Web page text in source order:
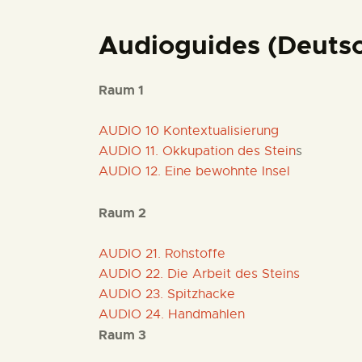
Audioguides
Raum 1
AUDIO 10 Kontextualisierung
AUDIO 11. Okkupation des Steins
AUDIO 12. Eine bewohnte Insel
Raum 2
AUDIO 21. Rohstoffe
AUDIO 22. Die Arbeit des Steins
AUDIO 23. Spitzhacke
AUDIO 24. Handmahlen
Raum 3